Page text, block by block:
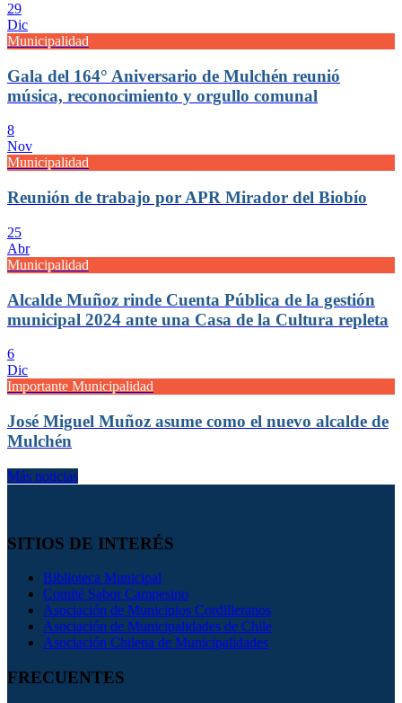
29
Dic
Municipalidad
Gala del 164° Aniversario de Mulchén reunió
música, reconocimiento y orgullo comunal
8
Nov
Municipalidad
Reunión de trabajo por APR Mirador del Biobío
25
Abr
Municipalidad
Alcalde Muñoz rinde Cuenta Pública de la gestión
municipal 2024 ante una Casa de la Cultura repleta
6
Dic
Importante Municipalidad
José Miguel Muñoz asume como el nuevo alcalde de
Mulchén
Más noticias
SITIOS DE INTERÉS
Biblioteca Municipal
Comité Sabor Campesino
Asociación de Municipios Cordilleranos
Asociación de Municipalidades de Chile
Asociación Chilena de Municipalidades
FRECUENTES